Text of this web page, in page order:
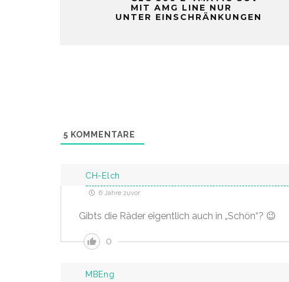
MIT AMG LINE NUR
UNTER EINSCHRÄNKUNGEN
5 KOMMENTARE
CH-Elch
6 Jahre zuvor
Gibts die Räder eigentlich auch in „Schön“? 😉
0
MBEng